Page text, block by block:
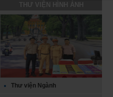
THƯ VIỆN HÌNH ẢNH
Thư viện Ngành